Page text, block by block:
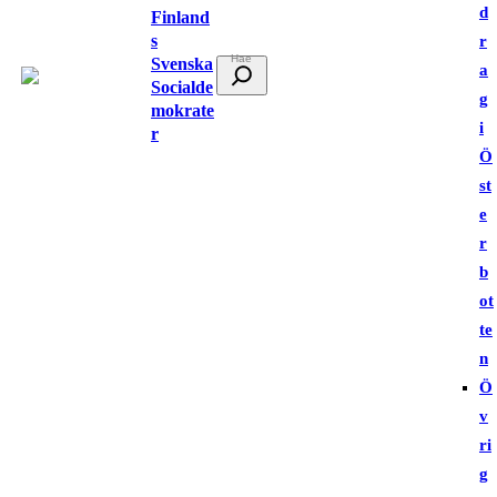
Finland
s
Svenska
Socialde
mokrate
r
ö
d
r
a
g
i
Ö
st
e
r
b
ot
te
n
Ö
v
ri
g